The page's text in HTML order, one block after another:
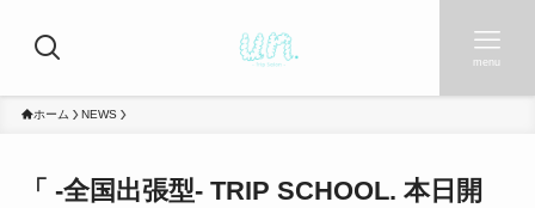
menu
ホーム NEWS
「 -全国出張型- TRIP SCHOOL. 本日開